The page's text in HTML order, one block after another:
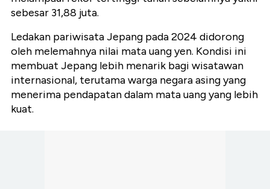
sebesar 31,88 juta.
Ledakan pariwisata Jepang pada 2024 didorong
oleh melemahnya nilai mata uang yen. Kondisi ini
membuat Jepang lebih menarik bagi wisatawan
internasional, terutama warga negara asing yang
menerima pendapatan dalam mata uang yang lebih
kuat.